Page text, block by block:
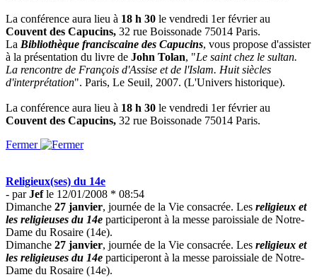
La conférence aura lieu à 18 h 30 le vendredi 1er février au
Couvent des Capucins, 32 rue Boissonade 75014 Paris.
La Bibliothèque franciscaine des Capucins, vous propose d'assister
à la présentation du livre de John Tolan, "Le saint chez le sultan.
La rencontre de François d'Assise et de l'Islam. Huit siècles
d'interprétation". Paris, Le Seuil, 2007. (L'Univers historique).
La conférence aura lieu à 18 h 30 le vendredi 1er février au
Couvent des Capucins, 32 rue Boissonade 75014 Paris.
Fermer
Religieux(ses) du 14e
- parJefle 12/01/2008 * 08:54
Dimanche 27 janvier, journée de la Vie consacrée. Les religieux et
les religieuses du 14e participeront à la messe paroissiale de Notre-
Dame du Rosaire (14e).
Dimanche 27 janvier, journée de la Vie consacrée. Les religieux et
les religieuses du 14e participeront à la messe paroissiale de Notre-
Dame du Rosaire (14e).